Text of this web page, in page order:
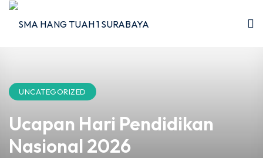
UNCATEGORIZED
Ucapan Hari Pendidikan
Nasional 2026